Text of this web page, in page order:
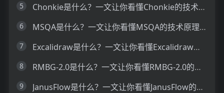
5 Chonkie是什么？一文让你看懂Chonkie的技术原理、主要功能、应用场景
6 MSQA是什么？一文让你看懂MSQA的技术原理、主要功能、应用场景
7 Excalidraw是什么？一文让你看懂Excalidraw的技术原理、主要功能、应用场景
8 RMBG-2.0是什么？一文让你看懂RMBG-2.0的技术原理、主要功能、应用场景
9 JanusFlow是什么？一文让你看懂JanusFlow的技术原理、主要功能、应用场景